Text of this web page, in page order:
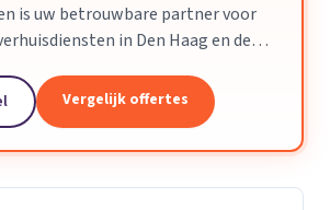
is uw betrouwbare partner voor
in Den Haag en de
toegewijd team zorgen wij ervoor
soepel en zorgeloos verloopt.
Vergelijk offertes